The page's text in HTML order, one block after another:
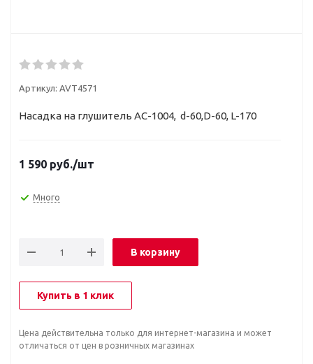
Артикул: AVT4571
Насадка на глушитель AC-1004, d-60,D-60, L-170
1 590 руб./шт
Много
В корзину
Купить в 1 клик
Цена действительна только для интернет-магазина и может
отличаться от цен в розничных магазинах